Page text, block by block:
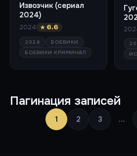
Извозчик (сериал
2024)
2024 ★ 6.6
2024
БОЕВИКИ
БОЕВИКИ КРИМИНАЛ
Пагинация записей
1 2 3 …